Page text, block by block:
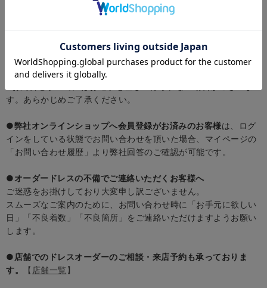
お問い合わせ前にご一読ください
ールフォルダーに入ってしまっているか、受信設定やセキュリテ
ィソフトにより受信できていない場合がございます。
恐れ入りますが、再度お問い合わせを頂けますようお願いいたし
ます。
す。あらかじめご了承ください。
●弊社オンラインショップへ会員登録がお済みのお客様は、ログ
インをしている状態でお問い合わせを頂いた場合、マイページの
「お問い合わせ履歴」より弊社回答のご確認が可能です。
●オーダードレスの不備でご連絡いただくお客様へ
ご迷惑をお掛けしており大変申し訳ございません。
スムーズなご案内のために、お問い合わせ時に「お手元に欲しい
日」「不良着数」「不良箇所」をご連絡いただけますようお願い
します。
● 店舗でのドレスオーダーのご相談・来店予約も承っておりま
す。
【 店舗一覧 】